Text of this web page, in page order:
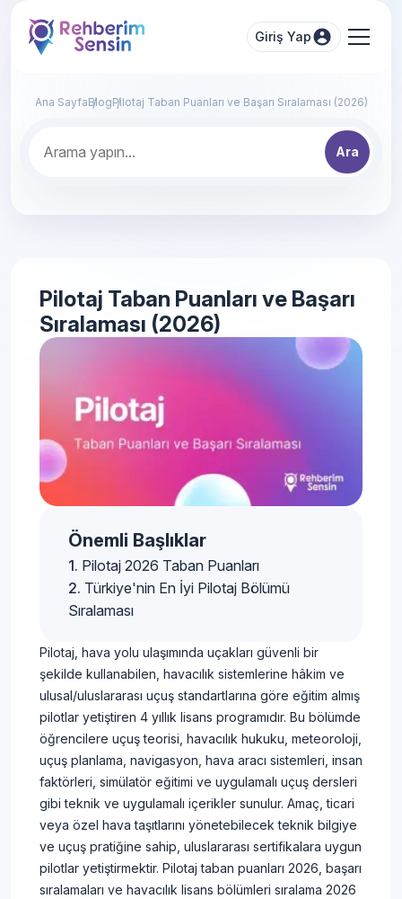
Giriş Yap
Ana SayfaBlogPilotaj Taban Puanları ve Başarı Sıralaması (2026)
Ara
Pilotaj Taban Puanları ve Başarı
Sıralaması (2026)
Önemli Başlıklar
Pilotaj 2026 Taban Puanları
Türkiye'nin En İyi Pilotaj Bölümü
Sıralaması
Pilotaj, hava yolu ulaşımında uçakları güvenli bir
şekilde kullanabilen, havacılık sistemlerine hâkim ve
ulusal/uluslararası uçuş standartlarına göre eğitim almış
pilotlar yetiştiren 4 yıllık lisans programıdır. Bu bölümde
öğrencilere uçuş teorisi, havacılık hukuku, meteoroloji,
uçuş planlama, navigasyon, hava aracı sistemleri, insan
faktörleri, simülatör eğitimi ve uygulamalı uçuş dersleri
gibi teknik ve uygulamalı içerikler sunulur. Amaç, ticari
veya özel hava taşıtlarını yönetebilecek teknik bilgiye
ve uçuş pratiğine sahip, uluslararası sertifikalara uygun
pilotlar yetiştirmektir. Pilotaj taban puanları 2026, başarı
sıralamaları ve havacılık lisans bölümleri sıralama 2026